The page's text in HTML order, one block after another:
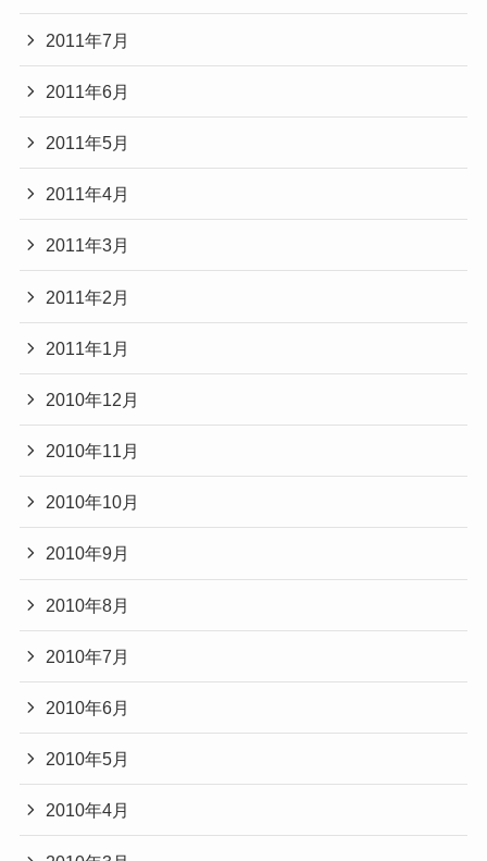
2011年7月
2011年6月
2011年5月
2011年4月
2011年3月
2011年2月
2011年1月
2010年12月
2010年11月
2010年10月
2010年9月
2010年8月
2010年7月
2010年6月
2010年5月
2010年4月